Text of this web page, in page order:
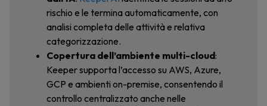
rischio e le termina automaticamente, con
analisi completa delle attività e relativa
categorizzazione.
Copertura dell’ambiente multi-cloud:
Keeper supporta l’accesso su AWS, Azure,
GCP e ambienti on-premise, consentendo il
controllo centralizzato anche nelle